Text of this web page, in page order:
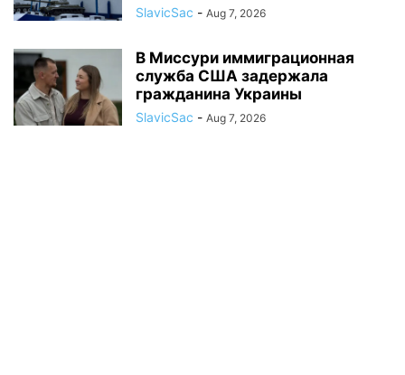
SlavicSac - Aug 7, 2026
В Миссури иммиграционная
служба США задержала
гражданина Украины
SlavicSac - Aug 7, 2026